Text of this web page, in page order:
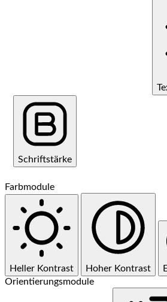
Schriftstärke
Farbmodule
Heller Kontrast Hoher Kontrast
Orientierungsmodule